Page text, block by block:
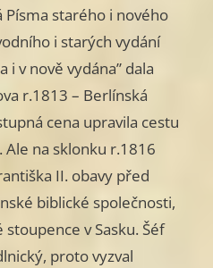
Písma starého i nového
i starých vydání
v nově vydána” dala
r.1813 – Berlínská
cena upravila cestu
na sklonku r.1816
II. obavy před
biblické společnosti,
v Sasku. Šéf
proto vyzval